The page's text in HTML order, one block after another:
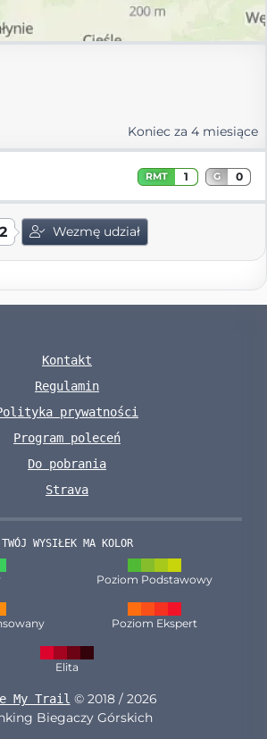
Koniec za 4 miesiące
RMT 1 G 0
Wezmę udział
Kontakt
Regulamin
prywatności
Program poleceń
Do pobrania
Strava
TWÓJ WYSIŁEK MA KOLOR
Poziom Podstawowy
Poziom Ekspert
Elita
My Trail © 2018 / 2026
Biegaczy Górskich